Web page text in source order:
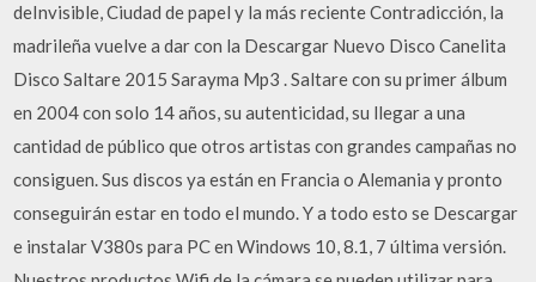
deInvisible, Ciudad de papel y la más reciente Contradicción, la
madrileña vuelve a dar con la Descargar Nuevo Disco Canelita
Disco Saltare 2015 Sarayma Mp3 . Saltare con su primer álbum
en 2004 con solo 14 años, su autenticidad, su llegar a una
cantidad de público que otros artistas con grandes campañas no
consiguen. Sus discos ya están en Francia o Alemania y pronto
conseguirán estar en todo el mundo. Y a todo esto se Descargar
e instalar V380s para PC en Windows 10, 8.1, 7 última versión.